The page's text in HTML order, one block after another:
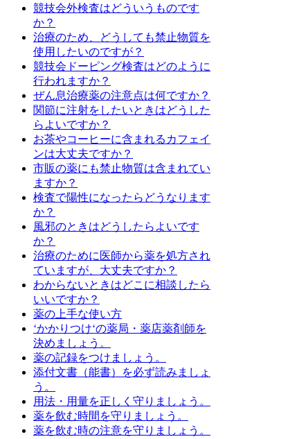
競技会外検査はどういうものです
か？
治療のため、どうしても禁止物質を
使用したいのですが？
競技会ドーピング検査はどのように
行われますか？
ぜん息治療薬の注意点は何ですか？
関節に注射をしたいときはどうした
らよいですか？
お茶やコーヒーに含まれるカフェイ
ンは大丈夫ですか？
市販の薬にも禁止物質は含まれてい
ますか？
検査で陽性になったらどうなります
か？
風邪のときはどうしたらよいです
か？
治療のために医師から薬を処方され
ていますが、大丈夫ですか？
わからないときはどこに相談したら
いいですか？
薬の上手な使い方
‘かかりつけ‘の薬局・薬店薬剤師を
決めましょう。
薬の記録をつけましょう。
添付文書（能書）を必ず読みましょ
う。
用法・用量を正しく守りましょう。
薬を飲む時間を守りましょう。
薬を飲む時の注意を守りましょう。